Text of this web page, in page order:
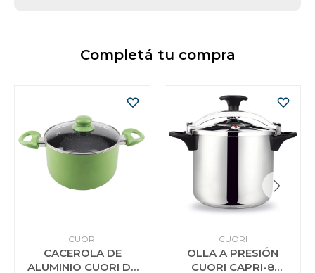
Completá tu compra
CUORI
CACEROLA DE
ALUMINIO CUORI DE
CUORI
OLLA A PRESIÓN
CUORI CAPRI-8